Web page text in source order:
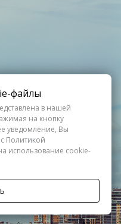
файлы
в нашей
на кнопку
уведомление, Вы
Политикой
использование cookie-